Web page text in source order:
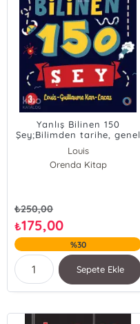
Yanlış Bilinen 150
Şey;Bilimden tarihe, genel
Louis
Guillaume Kan
Orenda Kitap
₺250,00
₺175,00
%30
Sepete Ekle